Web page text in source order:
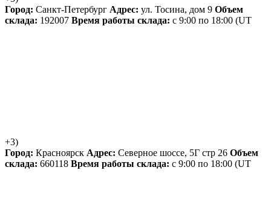
Город: Санкт-Петербург Адрес: ул. Тосина, дом 9 Объем
склада: 192007 Время работы склада: с 9:00 по 18:00 (UT
+3)
Город: Красноярск Адрес: Северное шоссе, 5Г стр 26 Объем
склада: 660118 Время работы склада: с 9:00 по 18:00 (UT